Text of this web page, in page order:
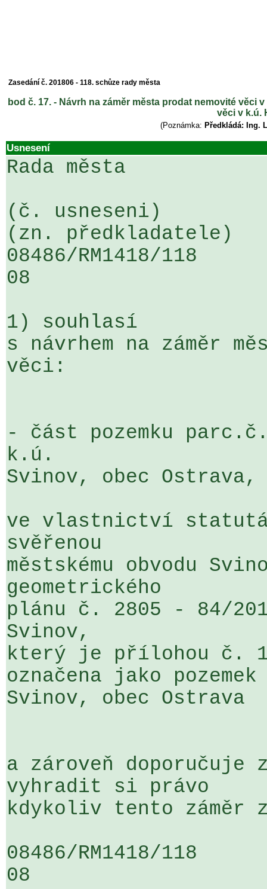
Zasedání č. 201806 - 118. schůze rady města
bod č. 17. - Návrh na záměr města prodat nemovité věci
věci v k.ú.
(Poznámka: Předkládá: Ing.
Usnesení
Rada města
(č. usneseni)
(zn. předkladatele)
08486/RM1418/
08
1) souhlasí
s návrhem na záměr
věci:
- část pozemku
k.ú.
Svinov, obec Ostrava,
ve vlastnictví
svěřenou
městskému obvodu
geometrického
plánu č. 2805 - 84/
Svinov,
který je přílohou č.
označena jako
Svinov, obec Ostrava
a zároveň doporučuje
vyhradit si právo
kdykoliv tento
08486/RM1418/
08